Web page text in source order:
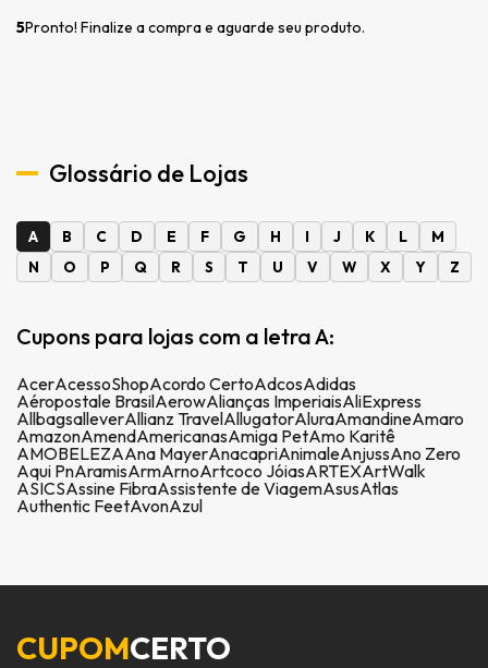
5Pronto! Finalize a compra e aguarde seu produto.
Glossário de Lojas
A B C D E F G H I J K L
M
N
O P Q R S T U V W X Y Z
Cupons para lojas com a letra A:
AcerAcessoShopAcordo CertoAdcosAdidas
Aéropostale BrasilAerowAlianças ImperiaisAliExpress
AllbagsalleverAllianz TravelAllugatorAluraAmandineAmaro
AmazonAmendAmericanasAmiga PetAmo Karitê
AMOBELEZAAna MayerAnacapriAnimaleAnjussAno Zero
Aqui PnAramisArmArnoArtcoco JóiasARTEXArtWalk
ASICSAssine FibraAssistente de ViagemAsusAtlas
Authentic FeetAvonAzul
CUPOMCERTO